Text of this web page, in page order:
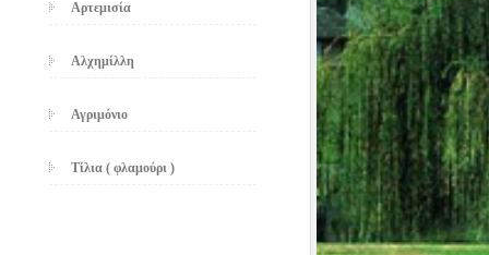
Αρτεμισία
Αλχημίλλη
Αγριμόνιο
Τίλια ( φλαμούρι )